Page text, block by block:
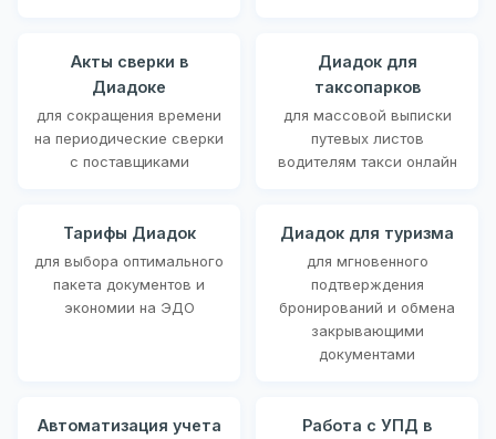
Акты сверки в
Диадоке
для сокращения времени
на периодические сверки
с поставщиками
Диадок для
таксопарков
для массовой выписки
путевых листов
водителям такси онлайн
Тарифы Диадок
для выбора оптимального
пакета документов и
экономии на ЭДО
Диадок для туризма
для мгновенного
подтверждения
бронирований и обмена
закрывающими
документами
Автоматизация учета
Работа с УПД в